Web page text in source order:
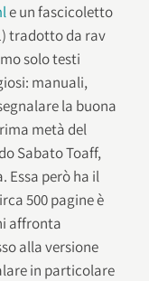
e un fascicoletto
tradotto da rav
solo testi
manuali,
la buona
metà del
Sabato Toaff,
Essa però ha il
500 pagine è
affronta
alla versione
in particolare